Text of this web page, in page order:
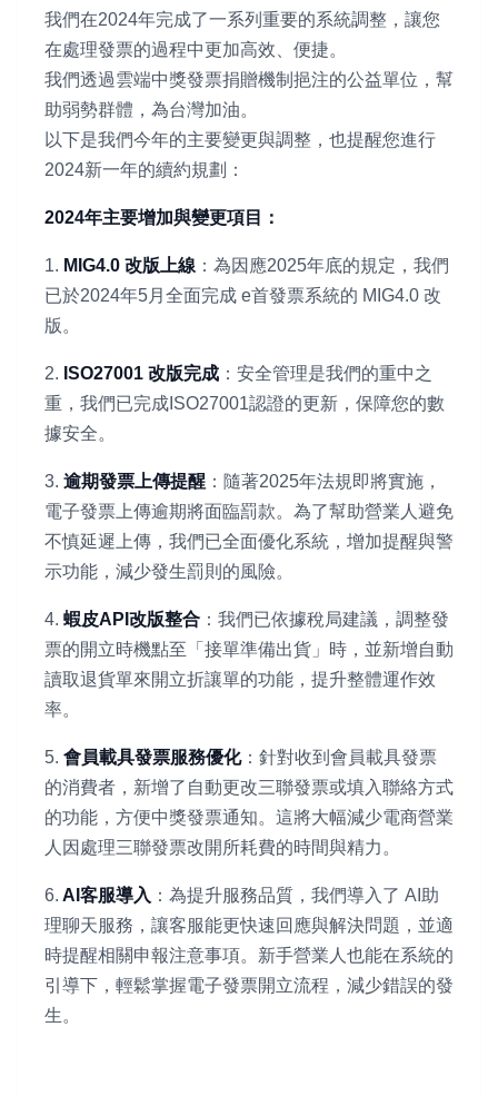
我們在2024年完成了一系列重要的系統調整，讓您
在處理發票的過程中更加高效、便捷。
我們透過雲端中獎發票捐贈機制挹注的公益單位，幫
助弱勢群體，為台灣加油。
以下是我們今年的主要變更與調整，也提醒您進行
2024新一年的續約規劃：
2024年主要增加與變更項目：
1. MIG4.0 改版上線 ：為因應2025年底的規定，我們
已於2024年5月全面完成 e首發票系統的 MIG4.0 改
版。
2. ISO27001 改版完成 ：安全管理是我們的重中之
重，我們已完成ISO27001認證的更新，保障您的數
據安全。
3. 逾期發票上傳提醒 ：隨著2025年法規即將實施，
電子發票上傳逾期將面臨罰款。為了幫助營業人避免
不慎延遲上傳，我們已全面優化系統，增加提醒與警
示功能，減少發生罰則的風險。
4. 蝦皮API改版整合 ：我們已依據稅局建議，調整發
票的開立時機點至「接單準備出貨」時，並新增自動
讀取退貨單來開立折讓單的功能，提升整體運作效
率。
5. 會員載具發票服務優化：針對收到會員載具發票
的消費者，新增了自動更改三聯發票或填入聯絡方式
的功能，方便中獎發票通知。這將大幅減少電商營業
人因處理三聯發票改開所耗費的時間與精力。
6. AI客服導入 ：為提升服務品質，我們導入了 AI助
理聊天服務，讓客服能更快速回應與解決問題，並適
時提醒相關申報注意事項。新手營業人也能在系統的
引導下，輕鬆掌握電子發票開立流程，減少錯誤的發
生。